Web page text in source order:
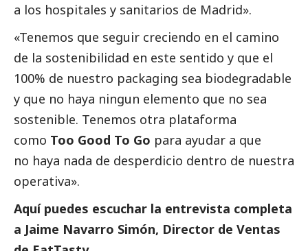
a los hospitales y sanitarios de Madrid».
«Tenemos que seguir creciendo en el camino
de la sostenibilidad en este sentido y que el
100% de nuestro packaging sea biodegradable
y que no haya ningun elemento que no sea
sostenible. Tenemos otra plataforma
como Too Good To Go para ayudar a que
no haya nada de desperdicio dentro de nuestra
operativa».
Aquí puedes escuchar la entrevista completa
a Jaime Navarro Simón, Director de Ventas